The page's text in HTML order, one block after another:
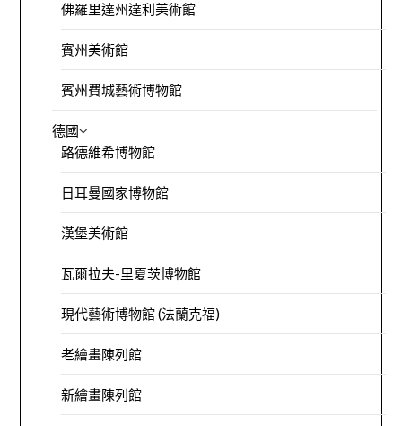
佛羅里達州達利美術館
賓州美術館
賓州費城藝術博物館
德國
路德維希博物館
日耳曼國家博物館
漢堡美術館
瓦爾拉夫-里夏茨博物館
現代藝術博物館 (法蘭克福)
老繪畫陳列館
新繪畫陳列館